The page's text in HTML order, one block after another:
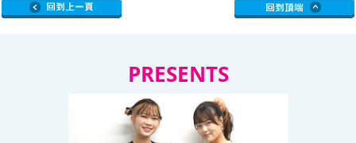
PRESENTS